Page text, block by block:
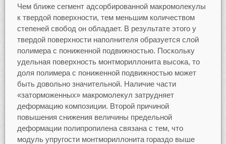
Чем ближе сегмент адсорбированной макромолекулы
к твердой поверхности, тем меньшим количеством
степеней свобод он обладает. В результате этого у
твердой поверхности наполнителя образуется слой
полимера с пониженной подвижностью. Поскольку
удельная поверхность монтмориллонита высока, то
доля полимера с пониженной подвижностью может
быть довольно значительной. Наличие части
«заторможенных» макромолекул затрудняет
деформацию композиции. Второй причиной
повышения снижения величины предельной
деформации полипропилена связана с тем, что
модуль упругости монтмориллонита гораздо выше